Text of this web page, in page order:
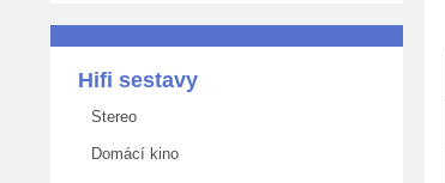
Hifi sestavy
Stereo
Domácí kino